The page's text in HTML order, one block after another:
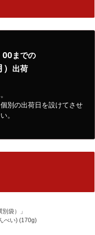
00までの
出荷
別の出荷日を設けてさせ
。
袋）」
べい) (170g)